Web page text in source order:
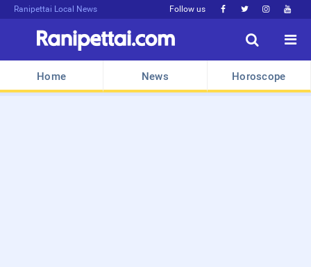
Ranipettai Local News Follow us    


Home News Horoscope